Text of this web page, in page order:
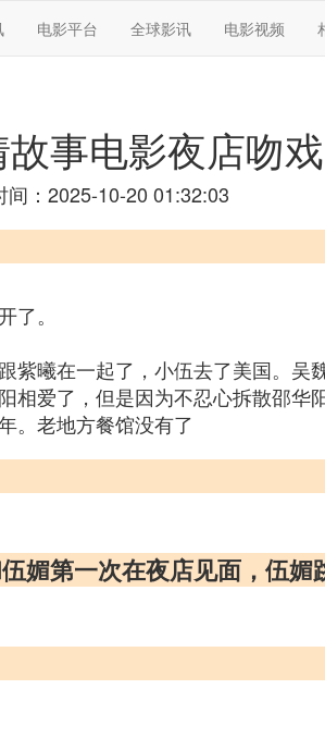
电影平台 全球影讯 电影视频
事电影夜店吻戏
间：2025-10-20 01:32:03
。
曦在一起了，小伍去了美国。吴
爱了，但是因为不忍心拆散邵
。老地方餐馆没有了
媚第一次在夜店见面，伍